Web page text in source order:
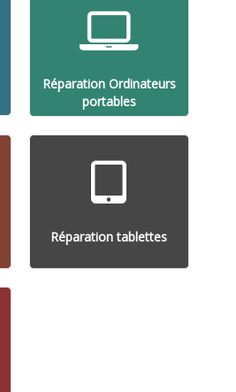
Réparation Ordinateurs
portables
Réparation tablettes